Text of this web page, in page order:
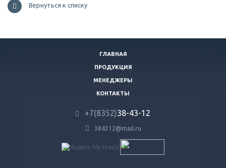
Вернуться к списку
ГЛАВНАЯ
ПРОДУКЦИЯ
МЕНЕДЖЕРЫ
КОНТАКТЫ
+7(8352)38-43-12
384312@mail.ru